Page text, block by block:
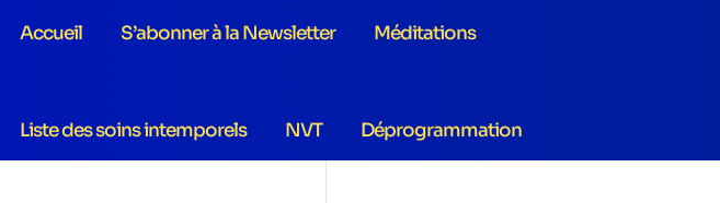
Accueil S’abonner à la Newsletter Méditations
Liste des soins intemporels NVT Déprogrammation